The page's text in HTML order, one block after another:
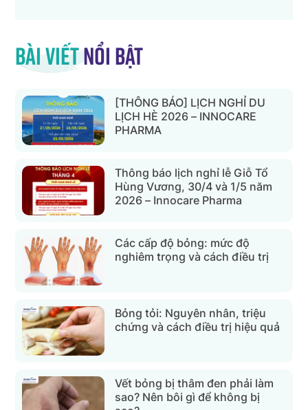
Bài viếtnổi bật
[THÔNG BÁO] LỊCH NGHỈ DU
LỊCH HÈ 2026 – INNOCARE
PHARMA
Thông báo lịch nghỉ lễ Giỗ Tổ
Hùng Vương, 30/4 và 1/5 năm
2026 – Innocare Pharma
Các cấp độ bỏng: mức độ
nghiêm trọng và cách điều trị
Bỏng tỏi: Nguyên nhân, triệu
chứng và cách điều trị hiệu quả
Vết bỏng bị thâm đen phải làm
sao? Nên bôi gì để không bị